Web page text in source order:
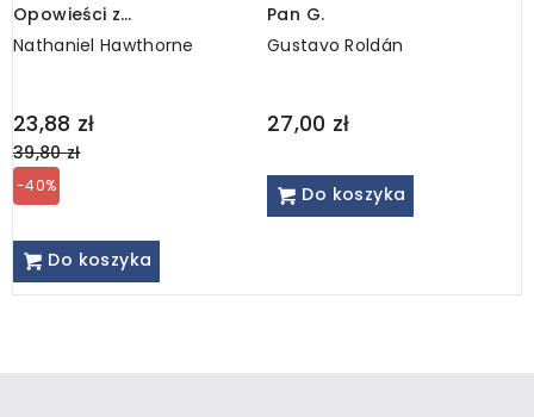
Opowieści z
zaczarowanego lasu.
NASIONA GRANATU
Nathaniel Hawthorne
23,88 zł
Regular
price
39,80 zł
-40%
Do koszyka
Pan G.
Gustavo Roldán
27,00 zł
Do koszyka